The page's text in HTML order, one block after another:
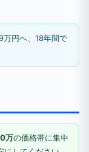
円へ、18年間で
万の価格帯に集中